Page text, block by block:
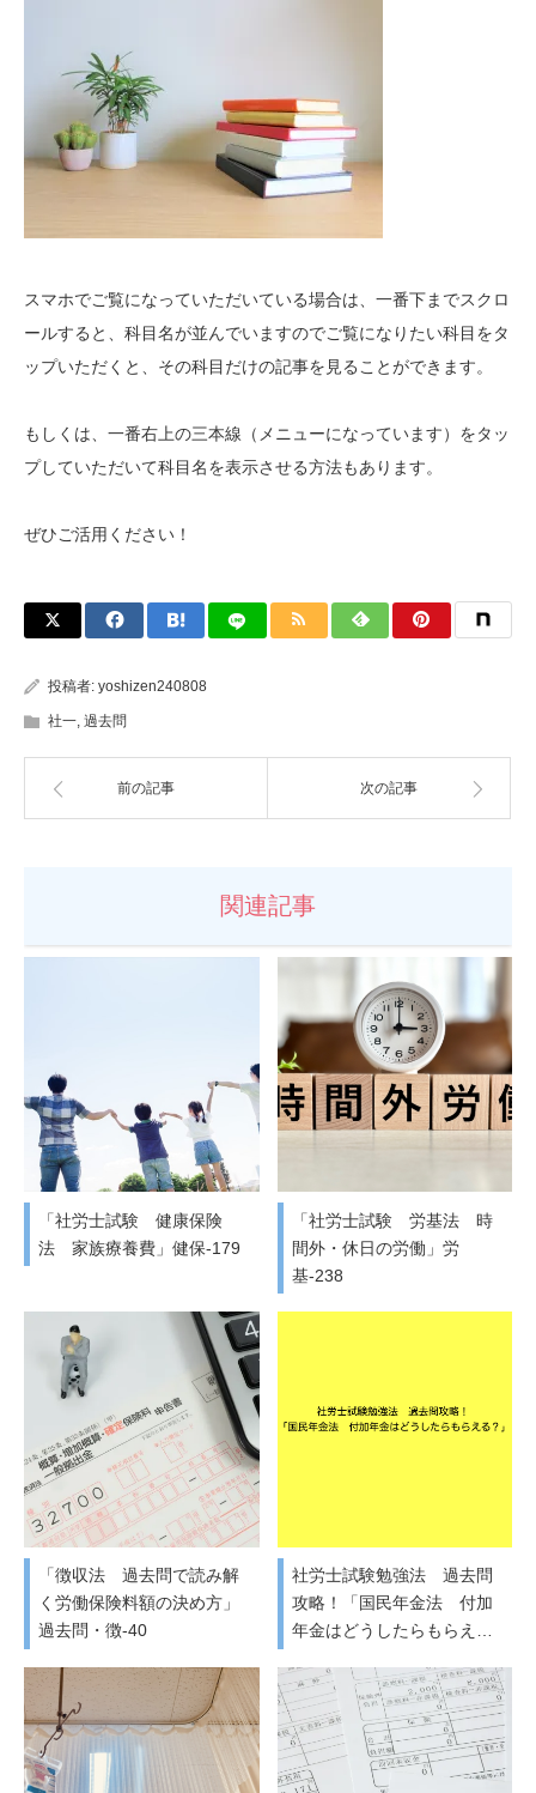
スマホでご覧になっていただいている場合は、一番下までスクロ
ールすると、科目名が並んでいますのでご覧になりたい科目をタ
ップいただくと、その科目だけの記事を見ることができます。
もしくは、一番右上の三本線（メニューになっています）をタッ
プしていただいて科目名を表示させる方法もあります。
ぜひご活用ください！
投稿者: yoshizen240808
社一, 過去問
前の記事 次の記事
関連記事
「社労士試験 健康保険
法 家族療養費」健保-179
「社労士試験 労基法 時
間外・休日の労働」労
基-238
「徴収法 過去問で読み解
く労働保険料額の決め方」
過去問・徴-40
社労士試験勉強法 過去問
攻略！「国民年金法 付加
年金はどうしたらもらえ…